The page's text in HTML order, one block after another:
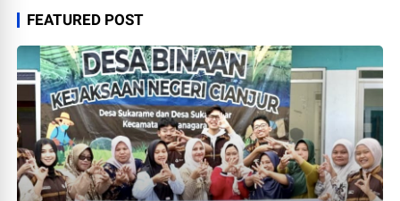
FEATURED POST